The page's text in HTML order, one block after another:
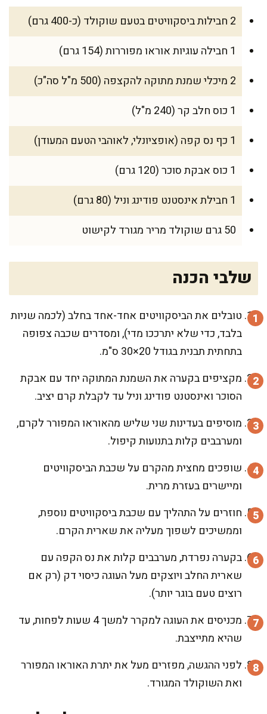
2 חבילות ביסקוויטים בטעם שוקולד (כ-400 גרם)
1 חבילה עוגיות אוראו מפוררות (154 גרם)
2 מיכלי שמנת מתוקה להקצפה (500 מ"ל סה"כ)
1 כוס חלב קר (240 מ"ל)
1 כף נס קפה (אופציונלי, לאוהבי הטעם המעודן)
1 כוס אבקת סוכר (120 גרם)
1 חבילת אינסטנט פודינג וניל (80 גרם)
50 גרם שוקולד מריר מגורד לקישוט
שלבי הכנה
טובלים את הביסקוויטים אחד-אחד בחלב (לכמה שניות
בלבד, כדי שלא יתרככו מדי), ומסדרים שכבה צפופה
בתחתית תבנית בגודל 20×30 ס"מ.
מקציפים בקערה את השמנת המתוקה יחד עם אבקת
הסוכר ואינסטנט פודינג וניל עד לקבלת קרם יציב.
מוסיפים בעדינות שני שליש מהאוראו המפורר לקרם,
ומערבבים קלות בתנועות קיפול.
שופכים מחצית מהקרם על שכבת הביסקוויטים
ומיישרים בעזרת מרית.
חוזרים על התהליך עם שכבת ביסקוויטים נוספת,
וממשיכים לשפוך מעליה את שארית הקרם.
בקערה נפרדת, מערבבים קלות את נס הקפה עם
שארית החלב ויוצקים מעל העוגה כיסוי דק (רק אם
רוצים טעם בוגר יותר).
מכניסים את העוגה למקרר למשך 4 שעות לפחות, עד
שהיא מתייצבת.
לפני ההגשה, מפזרים מעל את יתרת האוראו המפורר
ואת השוקולד המגורד.